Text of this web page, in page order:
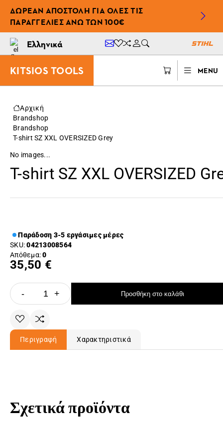
ΔΩΡΕΆΝ ΑΠΟΣΤΟΛΉ ΓΙΑ ΌΛΕΣ ΤΙΣ
ΠΑΡΑΓΓΕΛΊΕΣ ΆΝΩ ΤΩΝ 100€
Ελληνικά
KITSIOS TOOLS MENU
Αρχική
Brandshop
Brandshop
T-shirt SZ XXL OVERSIZED Grey
No images...
T-shirt SZ XXL OVERSIZED
Παράδοση 3-5 εργάσιμες μέρες
SKU:04213008564
Απόθεμα:0
35,50 €
- + Προσθήκη στο καλάθι
Περιγραφή Χαρακτηριστικά
Σχετικά προϊόντα